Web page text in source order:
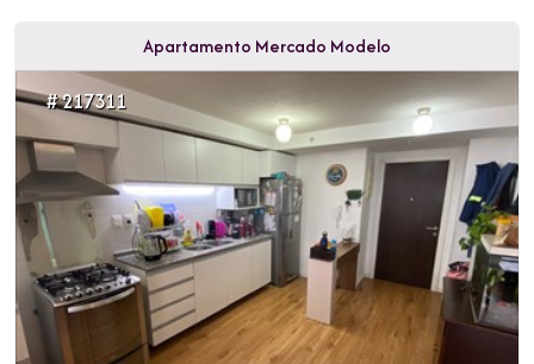
Apartamento Mercado Modelo
# 217311